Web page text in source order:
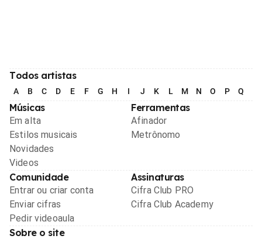
Todos artistas
A B C D E F G H I J K L M N O P Q
Músicas
Em alta
Estilos musicais
Novidades
Videos
Ferramentas
Afinador
Metrônomo
Comunidade
Entrar ou criar conta
Enviar cifras
Pedir videoaula
Assinaturas
Cifra Club PRO
Cifra Club Academy
Sobre o site